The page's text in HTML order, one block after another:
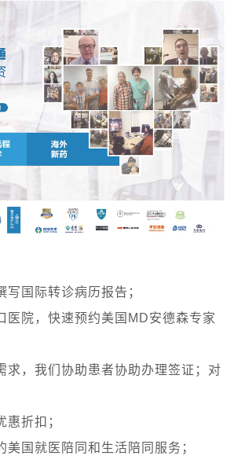
写国际转诊病历报告；
医院，快速预约美国MD安德森专家
求，我们协助患者协助办理签证；对
惠折扣；
美国就医陪同和生活陪同服务；